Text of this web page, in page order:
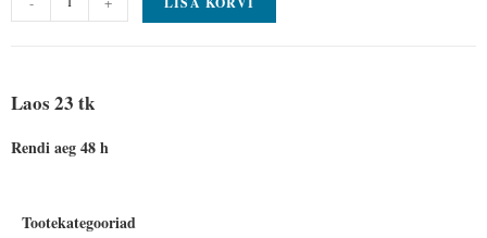
Laos 23 tk
Rendi aeg 48 h
Tootekategooriad